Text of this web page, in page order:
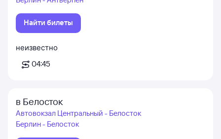
Найти билеты
неизвестно
04:45
в Белосток
Автовокзал Центральный - Белосток
Берлин - Белосток